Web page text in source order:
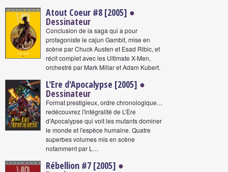
Atout Coeur #8 [2005] ●
Dessinateur
Conclusion de la saga qui a pour
protagoniste le cajun Gambit, mise en
scène par Chuck Austen et Esad Ribic, et
récit complet avec les Ultimate X-Men,
orchestré par Mark Millar et Adam Kubert.
L'Ere d'Apocalypse [2005] ●
Dessinateur
Format prestigieux, ordre chronologique…
redécouvrez l'intégralité de L’Ère
d'Apocalypse qui voit les mutants dominer
le monde et l'espèce humaine. Quatre
superbes volumes mis en scène
notamment par L…
Rébellion #7 [2005] ●